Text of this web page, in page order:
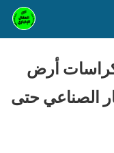
كراسات أرض
الصناعي حتى